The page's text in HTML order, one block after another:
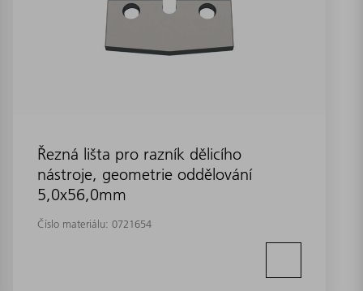
Řezná lišta pro razník dělicího
nástroje, geometrie oddělování
5,0x56,0mm
Číslo materiálu: 0721654